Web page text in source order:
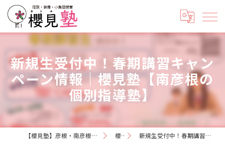
新規生受付中！春期講習キャン
ペーン情報｜櫻見塾【南彦根の
個別指導塾】
【櫻見塾】彦根・南彦根の小学生と中学生専門の個別指導塾《5教科対応》 櫻見日記 新規生受付中！春期講習キャンペーン情報｜櫻見塾【南彦根の個別指導塾】